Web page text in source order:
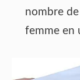
nombre
femme en